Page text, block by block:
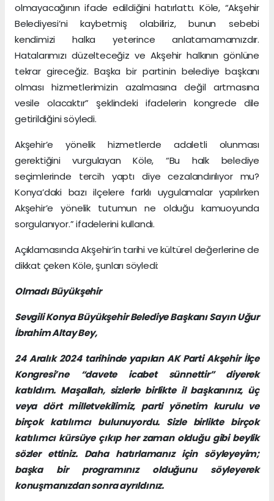
olmayacağının ifade edildiğini hatırlattı. Köle, “Akşehir
Belediyesi’ni kaybetmiş olabiliriz, bunun sebebi
kendimizi halka yeterince anlatamamamızdır.
Hatalarımızı düzelteceğiz ve Akşehir halkının gönlüne
tekrar gireceğiz. Başka bir partinin belediye başkanı
olması hizmetlerimizin azalmasına değil artmasına
vesile olacaktır” şeklindeki ifadelerin kongrede dile
getirildiğini söyledi.
Akşehir’e yönelik hizmetlerde adaletli olunması
gerektiğini vurgulayan Köle, “Bu halk belediye
seçimlerinde tercih yaptı diye cezalandırılıyor mu?
Konya’daki bazı ilçelere farklı uygulamalar yapılırken
Akşehir’e yönelik tutumun ne olduğu kamuoyunda
sorgulanıyor.” ifadelerini kullandı.
Açıklamasında Akşehir’in tarihi ve kültürel değerlerine de
dikkat çeken Köle, şunları söyledi:
Olmadı Büyükşehir
Sevgili Konya Büyükşehir Belediye Başkanı Sayın Uğur
İbrahim Altay Bey,
24 Aralık 2024 tarihinde yapılan AK Parti Akşehir İlçe
Kongresi’ne “davete icabet sünnettir” diyerek
katıldım. Maşallah, sizlerle birlikte il başkanınız, üç
veya dört milletvekilimiz, parti yönetim kurulu ve
birçok katılımcı bulunuyordu. Sizle birlikte birçok
katılımcı kürsüye çıkıp her zaman olduğu gibi beylik
sözler ettiniz. Daha hatırlamanız için söyleyeyim;
başka bir programınız olduğunu söyleyerek
konuşmanızdan sonra ayrıldınız.